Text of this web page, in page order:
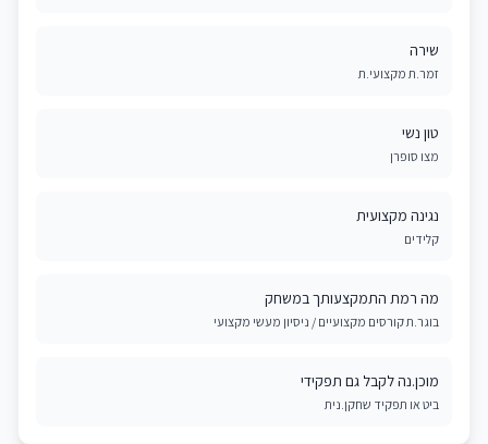
שירה
זמר.ת מקצועי.ת
טון נשי
מצו סופרן
נגינה מקצועית
קלידים
מה רמת התמקצעותך במשחק
בוגר.ת קורסים מקצועיים / ניסיון מעשי מקצועי
מוכן.נה לקבל גם תפקידי
ביט או תפקיד שחקן.נית